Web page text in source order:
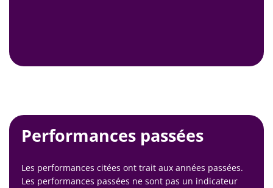
Performances passées
Les performances citées ont trait aux années passées.
Les performances passées ne sont pas un indicateur